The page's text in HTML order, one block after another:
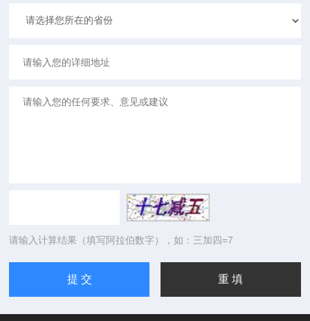
请输入计算结果（填写阿拉伯数字），如：三加四=7